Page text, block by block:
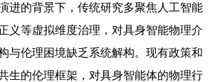
进的背景下，传统研究多聚焦人工智能
义等虚拟维度治理，对具身智能物理介
与伦理困境缺乏系统解构。现有政策和
生的伦理框架，对具身智能体的物理行